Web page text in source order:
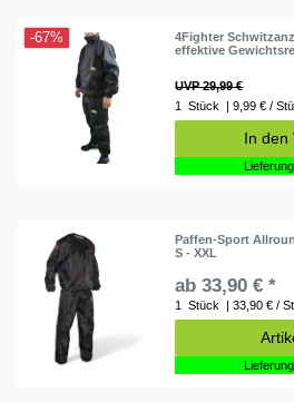
-67%
4Fighter
effektive
UVP 29,99 €
1 Stück | 9,99 € /
In den
Paffen-Sport
S - XXL
ab 33,90 € *
1 Stück | 33,90 € /